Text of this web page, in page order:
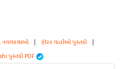
નવલકથાઓ | હૉરર વાર્તાઓ પુસ્તકો |
પુસ્તકો PDF